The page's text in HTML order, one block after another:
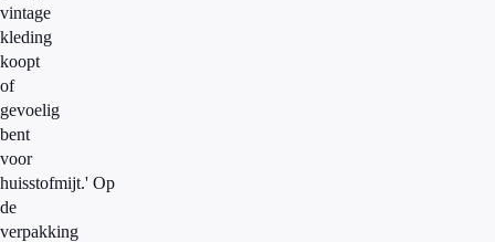
vintage
kleding
koopt
of
gevoelig
bent
voor
huisstofmijt.' Op
de
verpakking